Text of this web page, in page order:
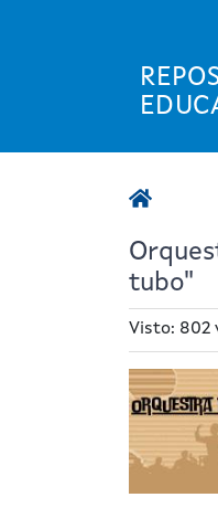
tubo"
Visto: 802